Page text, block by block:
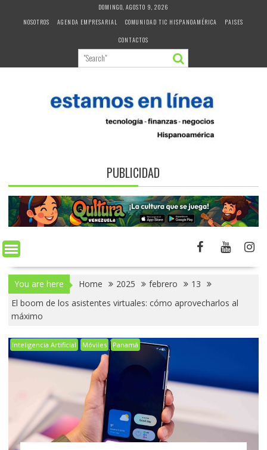
DOMINGO, AGOSTO 9, 2026
NOSOTROS
AGENDA EMPRESARIAL COMUNIDAD TIC HISPANOAMÉRICA
PAISES
CONTACTOS
PUBLICIDAD
You are here Home 2025 febrero
13
El boom de los asistentes virtuales: cómo aprovecharlos al
máximo
Inteligencia Artificial Móviles Panamá